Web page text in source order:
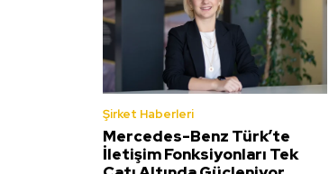
Şirket Haberleri
Mercedes-Benz Türk’te
İletişim Fonksiyonları Tek